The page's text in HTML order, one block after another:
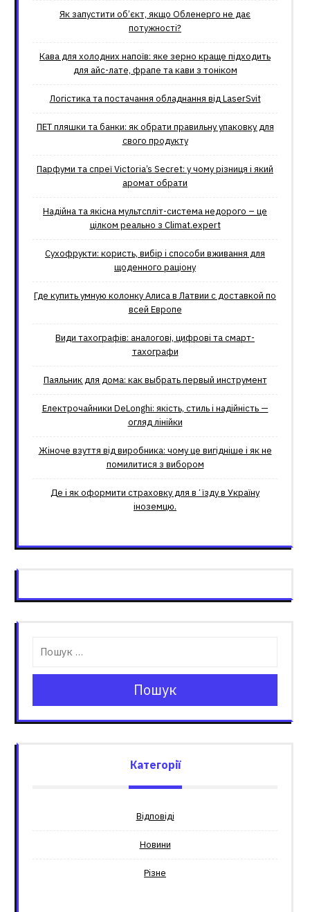
Як запустити об’єкт, якщо Обленерго не дає
потужності?
Кава для холодних напоїв: яке зерно краще підходить
для айс-лате, фрапе та кави з тоніком
Логістика та постачання обладнання від LaserSvit
ПЕТ пляшки та банки: як обрати правильну упаковку для
свого продукту
Парфуми та спреї Victoria’s Secret: у чому різниця і який
аромат обрати
Надійна та якісна мультспліт-система недорого – це
цілком реально з Climat.еxpert
Сухофрукти: користь, вибір і способи вживання для
щоденного раціону
Где купить умную колонку Алиса в Латвии с доставкой по
всей Европе
Види тахографів: аналогові, цифрові та смарт-
тахографи
Паяльник для дома: как выбрать первый инструмент
Електрочайники DeLonghi: якість, стиль і надійність —
огляд лінійки
Жіноче взуття від виробника: чому це вигідніше і як не
помилитися з вибором
Де і як оформити страховку для вʼїзду в Україну
іноземцю.
Пошук
Категорії
Відповіді
Новини
Різне